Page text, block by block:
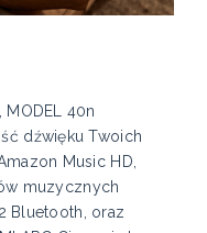
40n
dźwięku Twoich
Music HD,
muzycznych
Bluetooth, oraz